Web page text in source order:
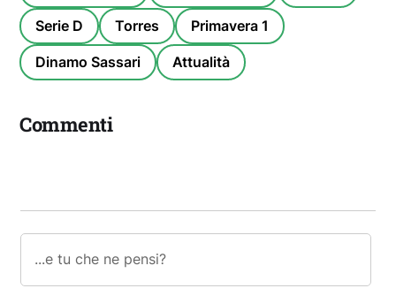
Serie D Torres Primavera 1
Dinamo Sassari Attualità
Commenti